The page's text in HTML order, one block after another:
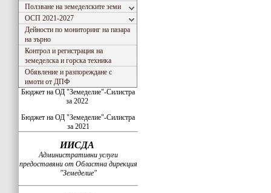
Ползване на земеделските земи
ОСП 2021-2027
Дейности по мониторинг на пазара
на зърно
Контрол и регистрация на
земеделска и горска техника
Обявление и разпореждане с
имоти от ДПФ
Бюджет на ОД "Земеделие"-Силистра
за 2022
Бюджет на ОД "Земеделие"-Силистра
за 2021
ИИСДА
Административни услуги
предоставяни от Областна дирекция
"Земеделие"